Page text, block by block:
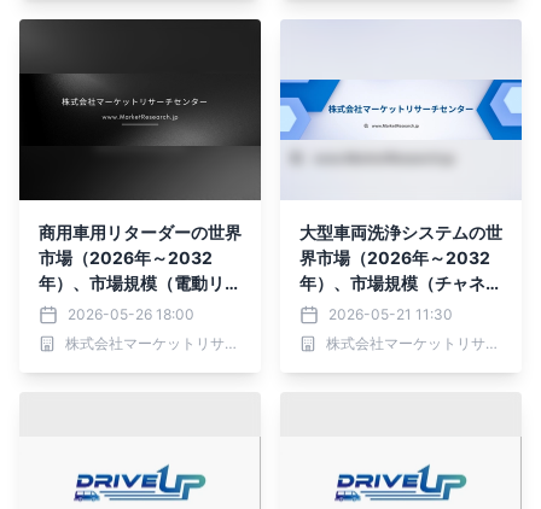
商用車用リターダーの世界
市場（2026年～2032
年）、市場規模（電動リタ
ーダー、油圧リターダ
ー）・分析レポートを発表
2026-05-26 18:00
株式会社マーケットリサーチセンター
大型車両洗浄システムの世
界市場（2026年～2032
年）、市場規模（チャネル
洗浄システム、ガントリー
洗浄システム、ローラーホ
イール洗浄システム、フラ
2026-05-21 11:30
株式会社マーケットリサーチセンター